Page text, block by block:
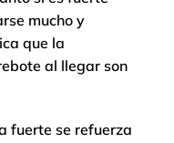
mucho y
que la
al llegar son
fuerte se refuerza